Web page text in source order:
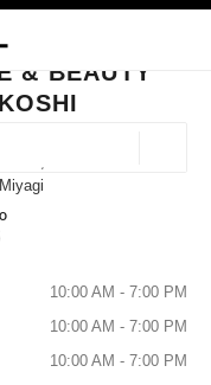
barra de búsqueda
& BEAUTY
& BEAUTY
Ku,
FRAGRANCE &
10:00 AM - 7:00 PM
10:00 AM - 7:00 PM
10:00 AM - 7:00 PM
Y JOYERÍA